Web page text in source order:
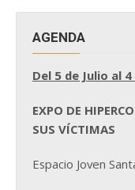
AGENDA
Del 5 de Julio al
EXPO DE
SUS VÍCTIMAS
Espacio Joven